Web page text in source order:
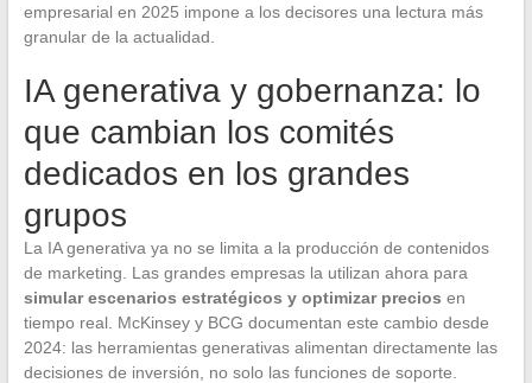
empresarial en 2025 impone a los decisores una lectura más
granular de la actualidad.
IA generativa y gobernanza: lo
que cambian los comités
dedicados en los grandes
grupos
La IA generativa ya no se limita a la producción de contenidos
de marketing. Las grandes empresas la utilizan ahora para
simular escenarios estratégicos y optimizar precios en
tiempo real. McKinsey y BCG documentan este cambio desde
2024: las herramientas generativas alimentan directamente las
decisiones de inversión, no solo las funciones de soporte.